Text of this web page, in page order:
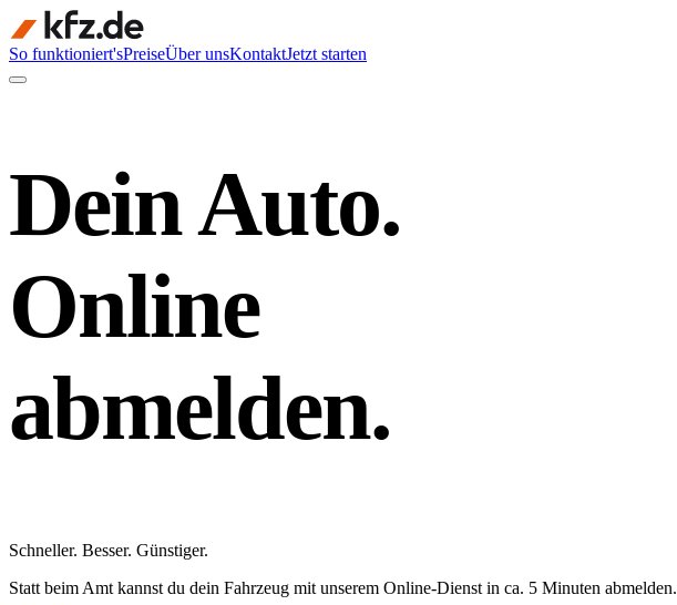
So funktioniert'sPreiseÜber unsKontaktJetzt starten
Dein Auto.
Online
abmelden.
Schneller. Besser. Günstiger.
Statt beim Amt kannst du dein Fahrzeug mit unserem Online-Dienst in ca. 5 Minuten abmelden.